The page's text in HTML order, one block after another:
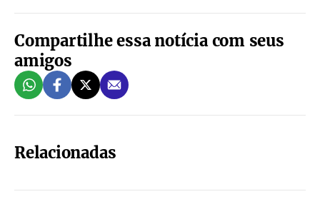
Compartilhe essa notícia com seus
amigos
Relacionadas